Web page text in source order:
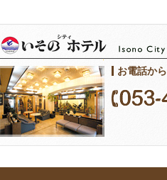
お電話から